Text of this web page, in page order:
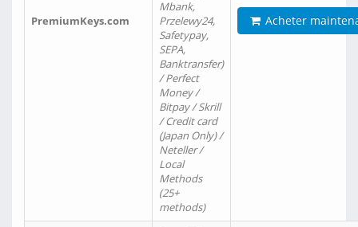
PremiumKeys.com
Mbank,
Przelewy24,
Safetypay,
SEPA,
Banktransfer)
/ Perfect
Money /
Bitpay / Skrill
/ Credit card
(Japan Only) /
Neteller /
Local
Methods
(25+
methods)
Acheter